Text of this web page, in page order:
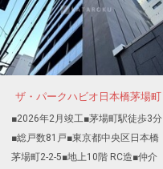
ザ・パークハビオ日本橋茅場町
■2026年2月竣工■茅場町駅徒歩3分
■総戸数81戸■東京都中央区日本橋
茅場町2-2-5■地上10階 RC造■仲介